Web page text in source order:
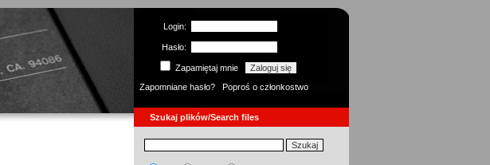
Login:
Hasło:
Zapamiętaj mnie
Zapomniane hasło?
Poproś o członkostwo
Szukaj plików/Search files